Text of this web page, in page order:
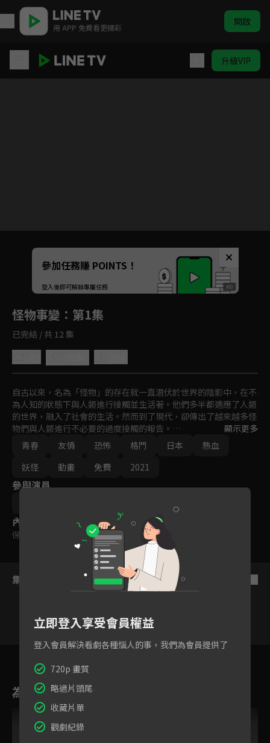
用 APP 免費看更精彩 開啟
升級VIP
Unmute
如有不便請見諒
參加任務賺 POINTS！
登入後即可解鎖專屬任務
怪物事變 ：第1集
已完結 / 共 12 集
自古以來，名為「怪物」的存在就一直潛伏於世界的陰影中，在不
為人知的狀態下與人類進行接觸並生活著。他們多半都適應了人類
的世界，融入了社會的生活。然而到了現代，卻傳出了越來越多怪
物們與人類進行不必要的過度接觸的報告。
經營偵探事務所的隱神，為調查那些「怪物」們所引發的其中一起
怪奇事件而造訪了某個鄉下的偏僻村子。然後，他在那裡和一位名
顯示更多
青春
友情 恐怖 格鬥 日本
熱血
妖怪
動畫 免費 2021
參與演員
內容標籤
保護級
集數列表
為您推薦
立即登入享受會員權益
登入會員解決看劇各種惱人的事，我們為會員提供了
720p 畫質
略過片頭尾
收藏片單
觀劇紀錄